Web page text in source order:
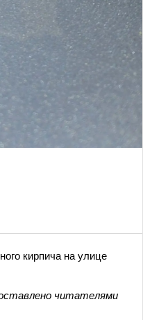
кирпича на улице
читателями